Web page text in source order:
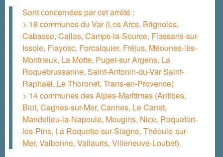
Sont concernées par cet arrêté :
> 18 communes du Var (Les Arcs, Brignoles,
Cabasse, Callas, Camps-la-Source, Flassans-sur-
Issole, Flayosc, Forcalquier, Fréjus, Méounes-lès-
Montrieux, La Motte, Puget-sur Argens, La
Roquebrussanne, Saint-Antonin-du-Var Saint-
Raphaël, Le Thoronet, Trans-en-Provence)
> 14 communes des Alpes-Maritimes (Antibes,
Biot, Cagnes-sur-Mer, Cannes, Le Canet,
Mandelieu-la-Napoule, Mougins, Nice, Roquefort-
les-Pins, La Roquette-sur-Siagne, Théoule-sur-
Mer, Valbonne, Vallauris, Villeneuve-Loubet).